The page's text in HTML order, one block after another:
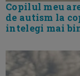
Copilul meu
de autism la
intelegi mai